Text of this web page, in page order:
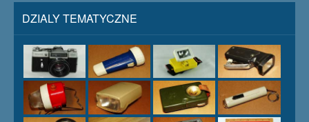
DZIALY TEMATYCZNE